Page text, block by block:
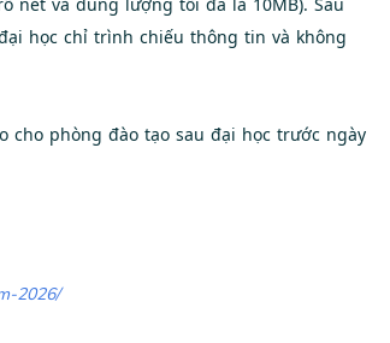
học chỉ trình chiếu thông tin và không
cho phòng đào tạo sau đại học trước ngày
2026/